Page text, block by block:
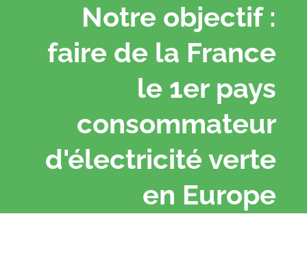
Notre objectif :
faire de la France
le 1er pays
consommateur
d'électricité verte
en Europe